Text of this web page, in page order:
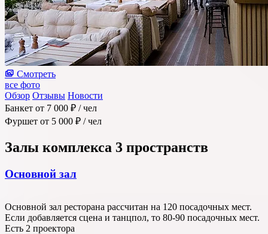
Смотреть
все фото
Обзор Отзывы Новости
Банкет от 7 000 ₽ / чел
Фуршет от 5 000 ₽ / чел
Залы комплекса 3 пространств
Основной зал
Основной зал ресторана рассчитан на 120 посадочных мест.
Если добавляется сцена и танцпол, то 80-90 посадочных мест.
Есть 2 проектора